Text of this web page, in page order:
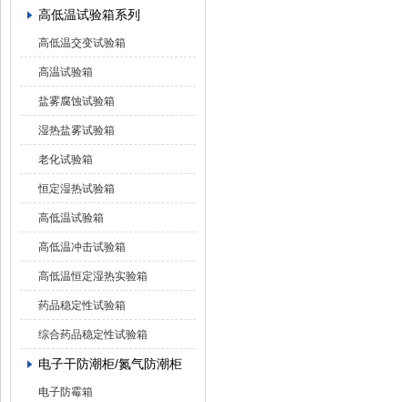
高低温试验箱系列
高低温交变试验箱
高温试验箱
盐雾腐蚀试验箱
湿热盐雾试验箱
老化试验箱
恒定湿热试验箱
高低温试验箱
高低温冲击试验箱
高低温恒定湿热实验箱
药品稳定性试验箱
综合药品稳定性试验箱
电子干防潮柜/氮气防潮柜
电子防霉箱